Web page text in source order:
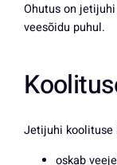
Ohutus on
veesõidu puhul.
Jetijuhi koolituse
oskab